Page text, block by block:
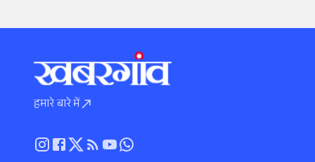
हमारे बारे में